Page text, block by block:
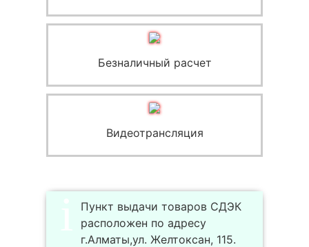
Безналичный расчет
Видеотрансляция
Пункт выдачи товаров СДЭК
расположен по адресу
г.Алматы,ул. Желтоксан, 115.